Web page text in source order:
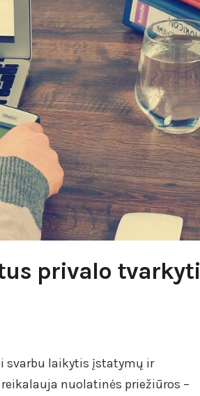
privalo tvarkyti
svarbu laikytis įstatymų ir
nuolatinės priežiūros –